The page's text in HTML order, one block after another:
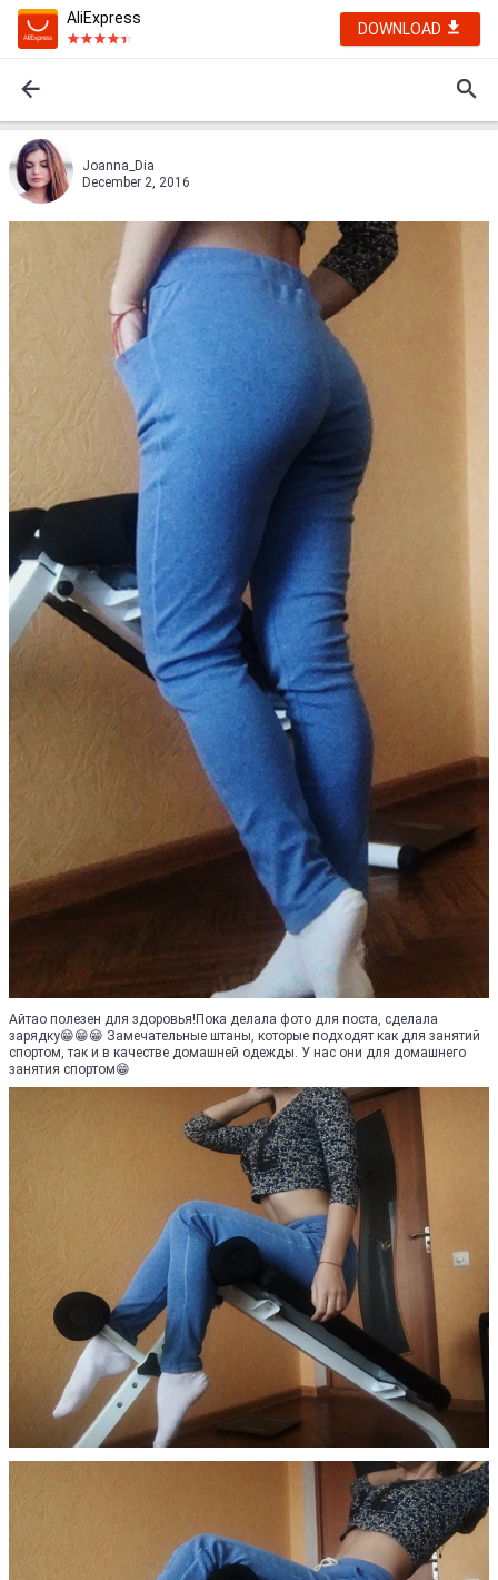
AliExpress
DOWNLOAD
Joanna_Dia
December 2, 2016
Айтао полезен для здоровья!Пока делала фото для поста, сделала
зарядку😁😁😁 Замечательные штаны, которые подходят как для занятий
спортом, так и в качестве домашней одежды. У нас они для домашнего
занятия спортом😁